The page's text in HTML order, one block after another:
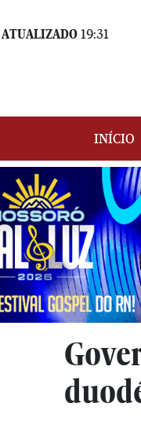
ATUALIZADO 19:31
INÍCIO